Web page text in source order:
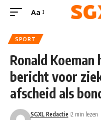
Aa
SPORT
Ronald
bericht voor
afscheid als
SGXL Redactie 2 min lezen